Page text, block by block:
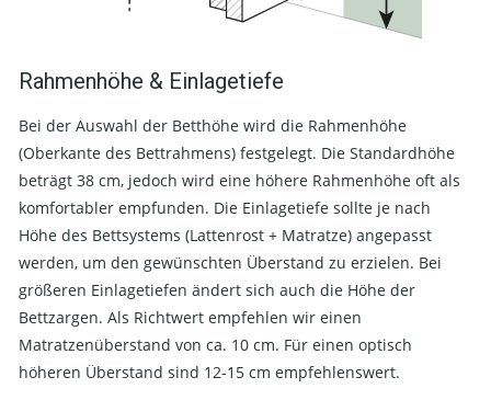
Rahmenhöhe & Einlagetiefe
Bei der Auswahl der Betthöhe wird die Rahmenhöhe
(Oberkante des Bettrahmens) festgelegt. Die Standardhöhe
beträgt 38 cm, jedoch wird eine höhere Rahmenhöhe oft als
komfortabler empfunden. Die Einlagetiefe sollte je nach
Höhe des Bettsystems (Lattenrost + Matratze) angepasst
werden, um den gewünschten Überstand zu erzielen. Bei
größeren Einlagetiefen ändert sich auch die Höhe der
Bettzargen. Als Richtwert empfehlen wir einen
Matratzenüberstand von ca. 10 cm. Für einen optisch
höheren Überstand sind 12-15 cm empfehlenswert.